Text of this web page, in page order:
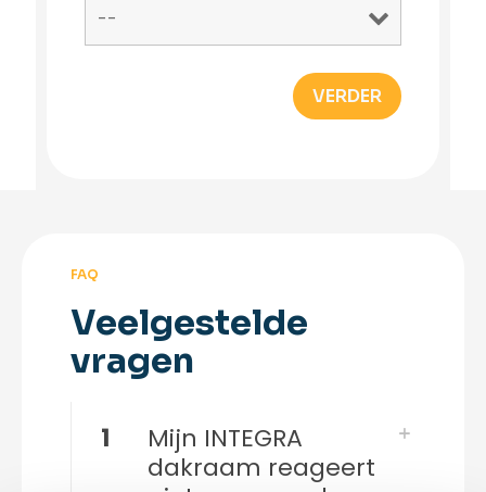
FAQ
Veelgestelde
vragen
1
Mijn INTEGRA
dakraam reageert